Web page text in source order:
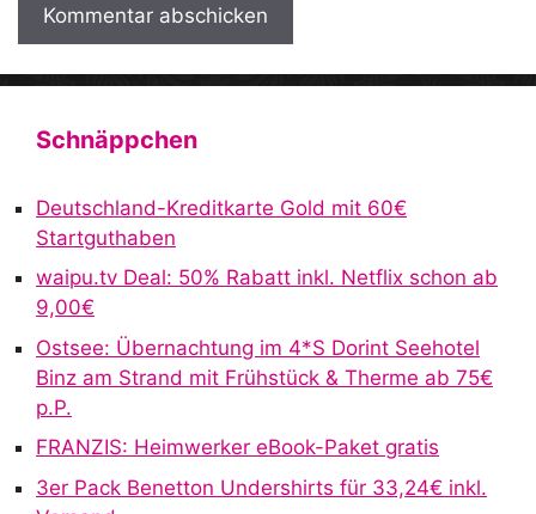
A
n
t
Schnäppchen
Deutschland-Kreditkarte Gold mit 60€
Startguthaben
waipu.tv Deal: 50% Rabatt inkl. Netflix schon ab
9,00€
Ostsee: Übernachtung im 4*S Dorint Seehotel
Binz am Strand mit Frühstück & Therme ab 75€
p.P.
FRANZIS: Heimwerker eBook-Paket gratis
3er Pack Benetton Undershirts für 33,24€ inkl.